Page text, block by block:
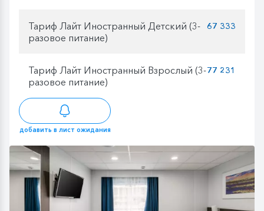
Тариф Лайт Иностранный Детский (3-
разовое питание)
67 333
Тариф Лайт Иностранный Взрослый (3-
разовое питание)
77 231
добавить в лист ожидания